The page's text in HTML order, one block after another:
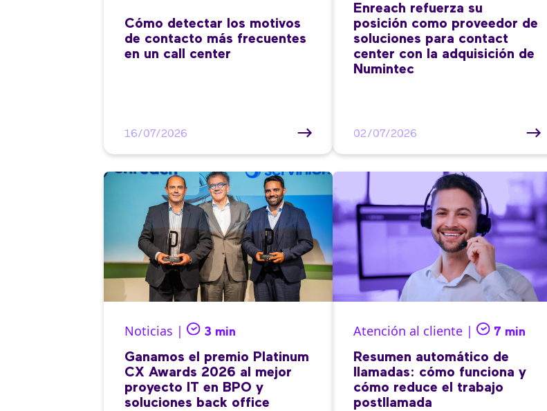
Cómo detectar los motivos
de contacto más frecuentes
en un call center
16/07/2026
Enreach refuerza su
posición como proveedor de
soluciones para contact
center con la adquisición de
Numintec
02/07/2026
Noticias | 3 min
Ganamos el premio Platinum
CX Awards 2026 al mejor
proyecto IT en BPO y
soluciones back office
Atención al cliente | 7 min
Resumen automático de
llamadas: cómo funciona y
cómo reduce el trabajo
postllamada